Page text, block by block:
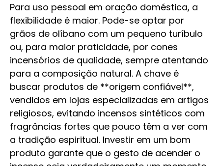
Para uso pessoal em oração doméstica, a
flexibilidade é maior. Pode-se optar por
grãos de olíbano com um pequeno turíbulo
ou, para maior praticidade, por cones
incensórios de qualidade, sempre atentando
para a composição natural. A chave é
buscar produtos de **origem confiável**,
vendidos em lojas especializadas em artigos
religiosos, evitando incensos sintéticos com
fragrâncias fortes que pouco têm a ver com
a tradição espiritual. Investir em um bom
produto garante que o gesto de acender o